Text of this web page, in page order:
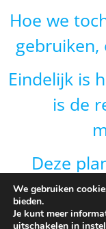
Hoe we
gebruiken,
Eindelijk is
is de
Deze
gebied
We gebruiken
bieden.
Je kunt meer
uitschakelen in